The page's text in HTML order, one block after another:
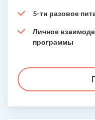
5-ти разовое
Личное
программы